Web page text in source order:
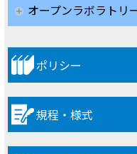
オープンラボラトリ
ポリシー
規程・様式